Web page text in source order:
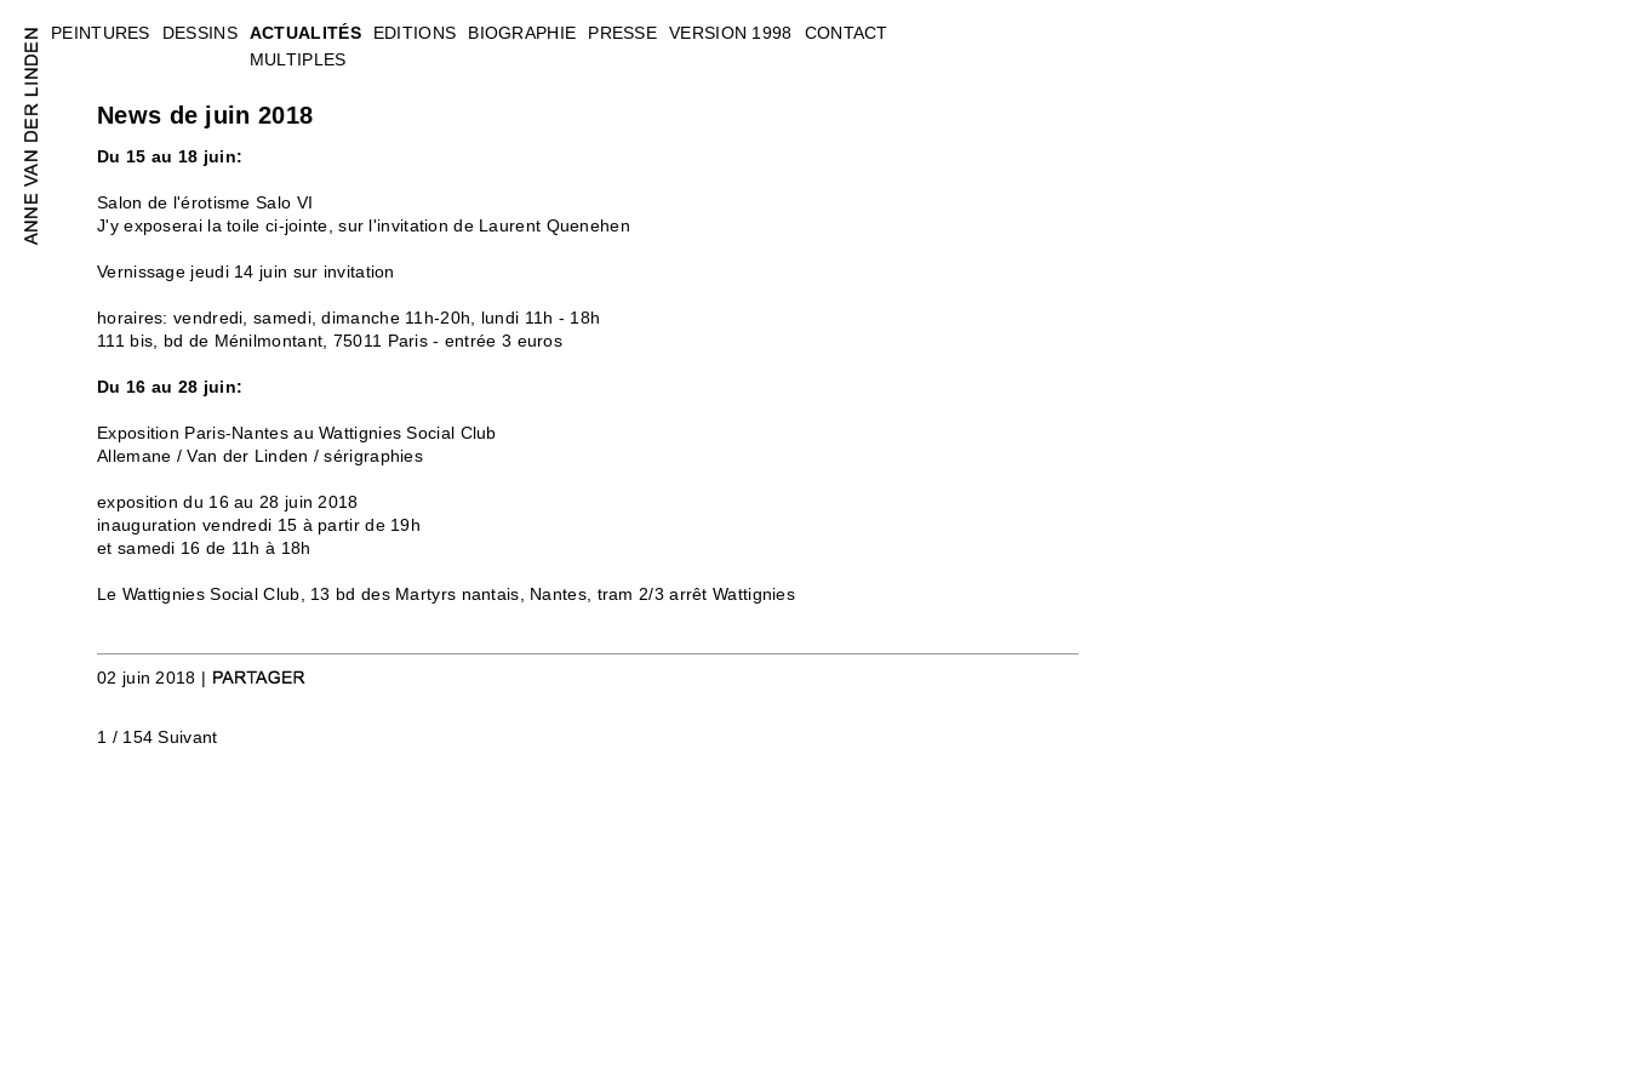
PEINTURES DESSINS
ACTUALITÉS
MULTIPLES
EDITIONS BIOGRAPHIE PRESSE VERSION 1998 CONTACT
News de juin 2018
Du 15 au 18 juin:
Salon de l'érotisme Salo VI
J'y exposerai la toile ci-jointe, sur l'invitation de Laurent Quenehen
Vernissage jeudi 14 juin sur invitation
horaires: vendredi, samedi, dimanche 11h-20h, lundi 11h - 18h
111 bis, bd de Ménilmontant, 75011 Paris - entrée 3 euros
Du 16 au 28 juin:
Exposition Paris-Nantes au Wattignies Social Club
Allemane / Van der Linden / sérigraphies
exposition du 16 au 28 juin 2018
inauguration vendredi 15 à partir de 19h
et samedi 16 de 11h à 18h
Le Wattignies Social Club, 13 bd des Martyrs nantais, Nantes, tram 2/3 arrêt Wattignies
02 juin 2018 |
1 / 154Suivant